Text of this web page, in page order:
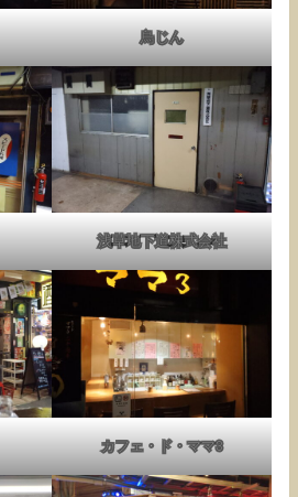
鳥じん
浅草地下道株式会社
カフェ・ド・ママ3